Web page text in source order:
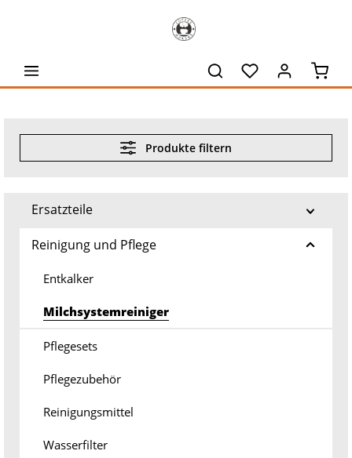
Produkte filtern
Ersatzteile
Reinigung und Pflege
Entkalker
Milchsystemreiniger
Pflegesets
Pflegezubehör
Reinigungsmittel
Wasserfilter